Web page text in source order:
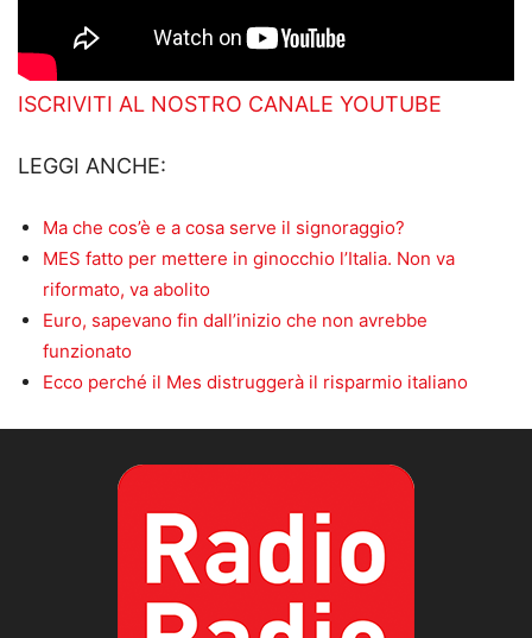
ISCRIVITI AL NOSTRO CANALE YOUTUBE
LEGGI ANCHE:
Ma che cos’è e a cosa serve il signoraggio?
MES fatto per mettere in ginocchio l’Italia. Non va
riformato, va abolito
Euro, sapevano fin dall’inizio che non avrebbe
funzionato
Ecco perché il Mes distruggerà il risparmio italiano